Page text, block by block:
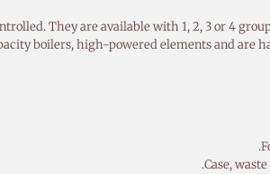
They are available with 1, 2, 3 or 4
boilers, high-powered elements and are
Case,